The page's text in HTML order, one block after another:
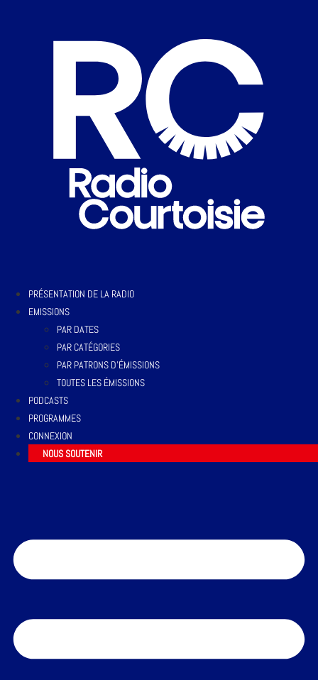
PRÉSENTATION DE LA RADIO
EMISSIONS
PAR DATES
PAR CATÉGORIES
PAR PATRONS D’ÉMISSIONS
TOUTES LES ÉMISSIONS
PODCASTS
PROGRAMMES
CONNEXION
NOUS SOUTENIR